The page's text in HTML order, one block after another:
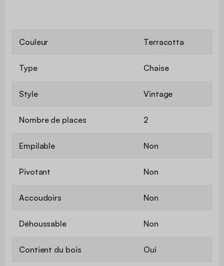
Couleur Terracotta
Type Chaise
Style Vintage
Nombre de places 2
Empilable Non
Pivotant Non
Accoudoirs Non
Déhoussable Non
Contient du bois Oui